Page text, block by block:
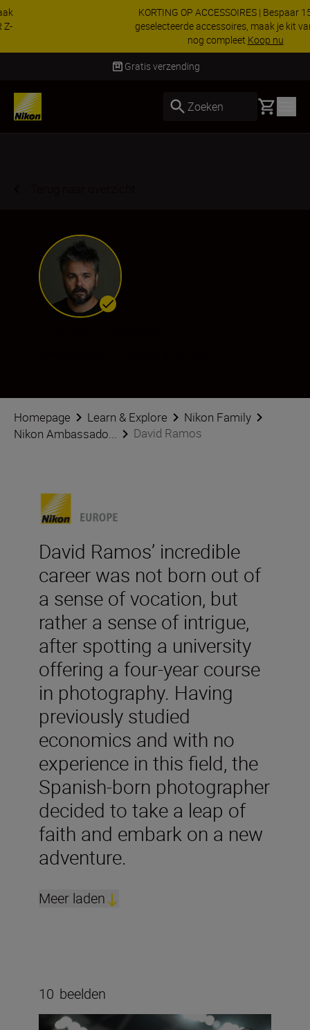
KORTING OP ACCESSOIRES | Bespaar 15% op
geselecteerde accessoires, maak je kit vandaag
Koop nu
Levering binnen 2-3 werkdagen
Zoeken Basket
Homepage Learn & Explore
Nikon Family
Nikon Ambassado...
David Ramos
David Ramos’ incredible
career was not born out of
a sense of vocation, but
rather a sense of intrigue,
after spotting a university
offering a four-year course
in photography. Having
previously studied
economics and with no
experience in this field, the
Spanish-born photographer
decided to take a leap of
faith and embark on a new
adventure.
Meer laden
10 beelden